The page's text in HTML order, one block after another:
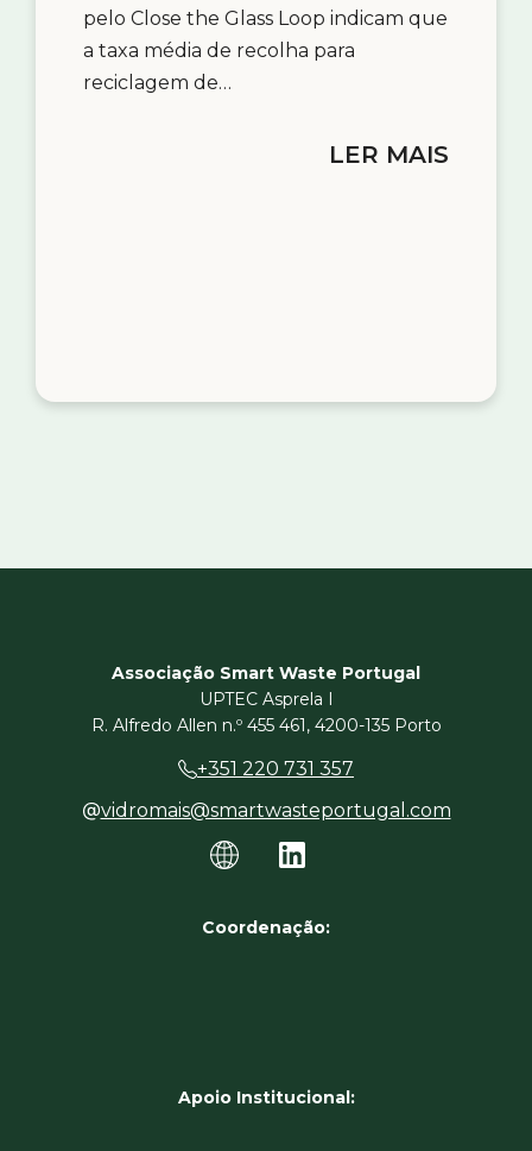
pelo Close the Glass Loop indicam que
a taxa média de recolha para
reciclagem de…
LER MAIS
Associação Smart Waste Portugal
UPTEC Asprela I
R. Alfredo Allen n.º 455 461, 4200-135 Porto
+351 220 731 357
vidromais@smartwasteportugal.com
Coordenação:
Apoio Institucional: